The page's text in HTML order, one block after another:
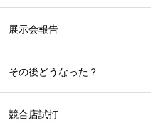
展示会報告
その後どうなった？
競合店試打